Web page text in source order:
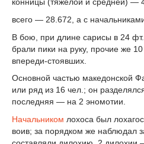
всего — 28.672, а с
В бою, при длине сарисы в 24
брали пики на руку, прочие же
впереди-стоявших.
Основной частью македонской
или ряд из 16 чел.; он
последняя — на 2 эномотии.
Начальником лохоса был
воив; за порядком же наблюдал